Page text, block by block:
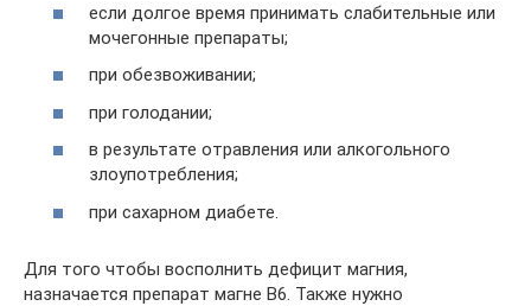
если долгое время принимать слабительные или
мочегонные препараты;
при обезвоживании;
при голодании;
в результате отравления или алкогольного
злоупотребления;
при сахарном диабете.
Для того чтобы восполнить дефицит магния,
назначается препарат магне В6. Также нужно